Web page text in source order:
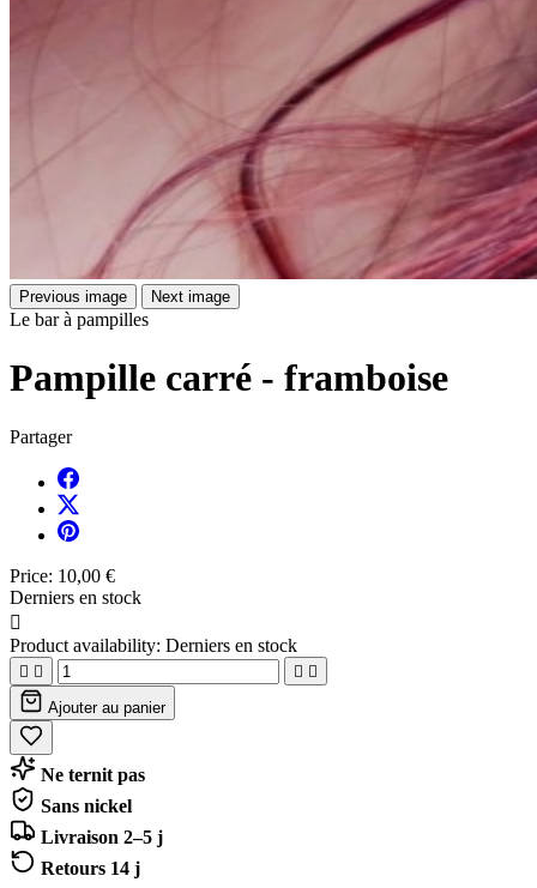
Previous image Next image
Le bar à pampilles
Pampille carré - framboise
Partager
Price: 10,00 €
Derniers en stock

Product availability: Derniers en stock
   
Ajouter au panier
Ne ternit pas
Sans nickel
Livraison 2–5 j
Retours 14 j